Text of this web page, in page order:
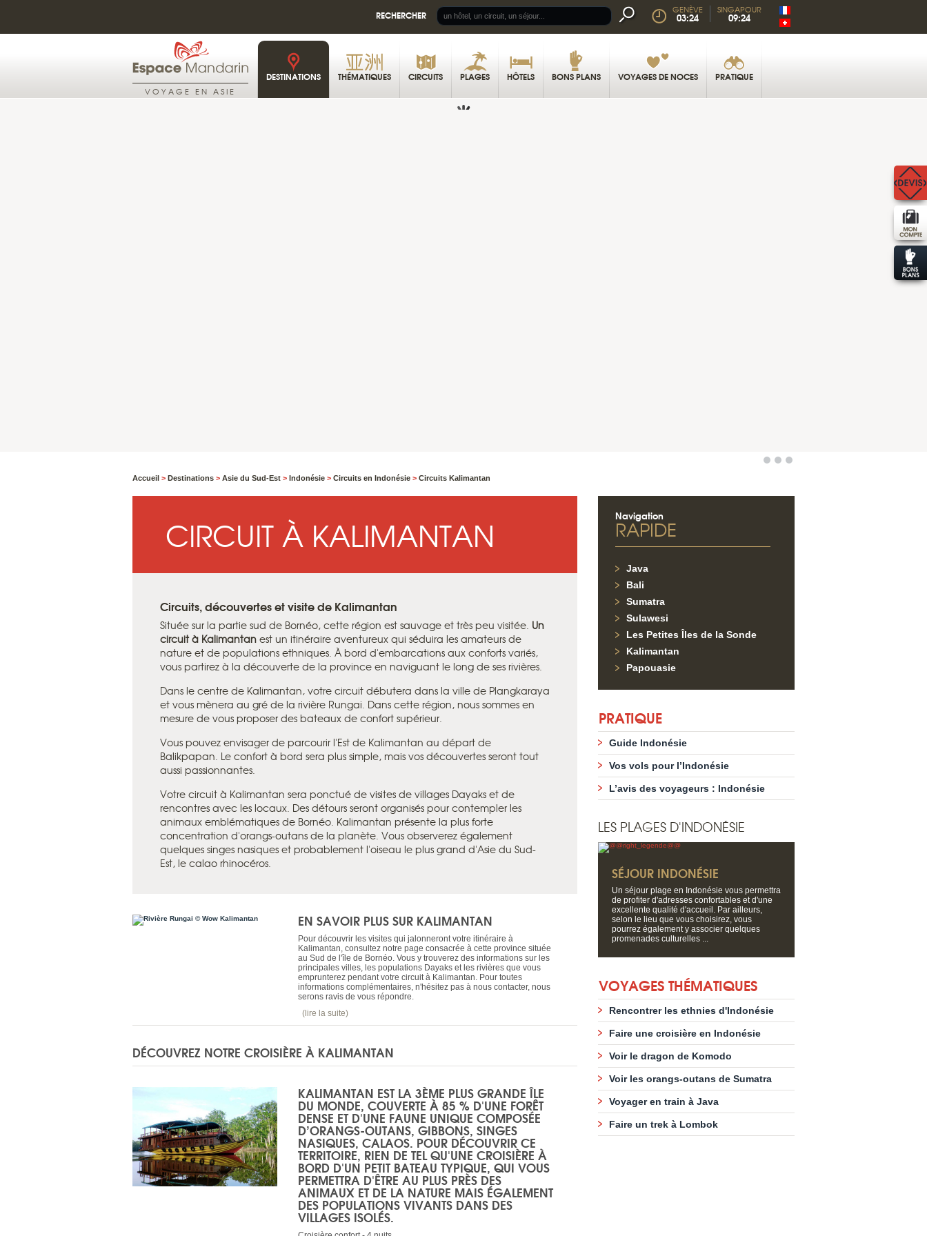
RECHERCHER GENÈVE
03:24
SINGAPOUR
09:24
VOYAGE EN ASIE
DESTINATIONS THÉMATIQUES CIRCUITS PLAGES HÔTELS BONS PLANS VOYAGES DE NOCES
PRATIQUE
Accueil > Destinations > Asie du Sud-Est > Indonésie > Circuits en Indonésie > Circuits Kalimantan
CIRCUIT À KALIMANTAN
Circuits, découvertes et visite de Kalimantan
Située sur la partie sud de Bornéo, cette région est sauvage et très peu visitée. Un
circuit à Kalimantan est un itinéraire aventureux qui séduira les amateurs de
nature et de populations ethniques. À bord d'embarcations aux conforts variés,
vous partirez à la découverte de la province en naviguant le long de ses rivières.
Dans le centre de Kalimantan, votre circuit débutera dans la ville de Plangkaraya
et vous mènera au gré de la rivière Rungai. Dans cette région, nous sommes en
mesure de vous proposer des bateaux de confort supérieur.
Vous pouvez envisager de parcourir l'Est de Kalimantan au départ de
Balikpapan. Le confort à bord sera plus simple, mais vos découvertes seront tout
aussi passionnantes.
Votre circuit à Kalimantan sera ponctué de visites de villages Dayaks et de
rencontres avec les locaux. Des détours seront organisés pour contempler les
animaux emblématiques de Bornéo. Kalimantan présente la plus forte
concentration d'orangs-outans de la planète. Vous observerez également
quelques singes nasiques et probablement l'oiseau le plus grand d'Asie du Sud-
Est, le calao rhinocéros.
EN SAVOIR PLUS SUR KALIMANTAN
Pour découvrir les visites qui jalonneront votre itinéraire à
Kalimantan, consultez notre page consacrée à cette province située
au Sud de l'île de Bornéo. Vous y trouverez des informations sur les
principales villes, les populations Dayaks et les rivières que vous
emprunterez pendant votre circuit à Kalimantan. Pour toutes
informations complémentaires, n'hésitez pas à nous contacter, nous
serons ravis de vous répondre.
(lire la suite)
DÉCOUVREZ NOTRE CROISIÈRE À KALIMANTAN
KALIMANTAN EST LA 3ÈME PLUS GRANDE ÎLE
DU MONDE, COUVERTE À 85 % D'UNE FORÊT
DENSE ET D'UNE FAUNE UNIQUE COMPOSÉE
D’ORANGS-OUTANS, GIBBONS, SINGES
NASIQUES, CALAOS. POUR DÉCOUVRIR CE
TERRITOIRE, RIEN DE TEL QU'UNE CROISIÈRE À
BORD D'UN PETIT BATEAU TYPIQUE, QUI VOUS
PERMETTRA D'ÊTRE AU PLUS PRÈS DES
ANIMAUX ET DE LA NATURE MAIS ÉGALEMENT
DES POPULATIONS VIVANTS DANS DES
VILLAGES ISOLÉS.
Navigation
RAPIDE
Java
Bali
Sumatra
Sulawesi
Les Petites Îles de la Sonde
Kalimantan
Papouasie
PRATIQUE
Guide Indonésie
Vos vols pour l’Indonésie
L’avis des voyageurs : Indonésie
LES PLAGES D'INDONÉSIE
SÉJOUR INDONÉSIE
Un séjour plage en Indonésie vous permettra
de profiter d'adresses confortables et d'une
excellente qualité d'accueil. Par ailleurs,
selon le lieu que vous choisirez, vous
pourrez également y associer quelques
promenades culturelles ...
VOYAGES THÉMATIQUES
Rencontrer les ethnies d'Indonésie
Faire une croisière en Indonésie
Voir le dragon de Komodo
Voir les orangs-outans de Sumatra
Voyager en train à Java
Faire un trek à Lombok